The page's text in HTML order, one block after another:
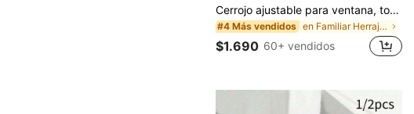
Cerrojo ajustable para ventana, tope de para niños y mascotas, cerradura antirrobo sin perforación para ventana corrediza, accesorios de ferretería
#4 Más vendidos en Familiar Herrajes para ventanas
$1.690 60+ vendidos